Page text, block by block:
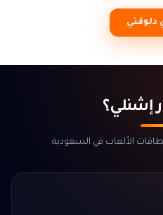
دلوقتي
إشنلي؟
الألعاب في السعودية